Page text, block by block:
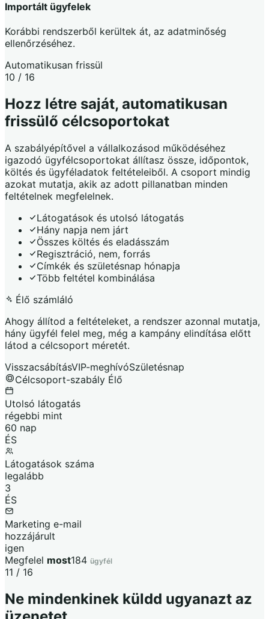
Importált ügyfelek
Korábbi rendszerből kerültek át, az adatminőség
ellenőrzéséhez.
Automatikusan frissül
10 / 16
Hozz létre saját, automatikusan
frissülő célcsoportokat
A szabályépítővel a vállalkozásod működéséhez
igazodó ügyfélcsoportokat állítasz össze, időpontok,
költés és ügyféladatok feltételeiből. A csoport mindig
azokat mutatja, akik az adott pillanatban minden
feltételnek megfelelnek.
Látogatások és utolsó látogatás
Hány napja nem járt
Összes költés és eladásszám
Regisztráció, nem, forrás
Címkék és születésnap hónapja
Több feltétel kombinálása
Élő számláló
Ahogy állítod a feltételeket, a rendszer azonnal mutatja,
hány ügyfél felel meg, még a kampány elindítása előtt
látod a célcsoport méretét.
VisszacsábításVIP-meghívóSzületésnap
Célcsoport-szabály Élő
Utolsó látogatás
régebbi mint
60 nap
ÉS
Látogatások száma
legalább
3
ÉS
Marketing e-mail
hozzájárult
igen
Megfelel most184 ügyfél
11 / 16
Ne mindenkinek küldd ugyanazt az